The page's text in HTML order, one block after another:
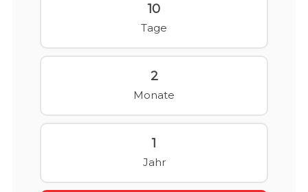
10
Tage
2
Monate
1
Jahr